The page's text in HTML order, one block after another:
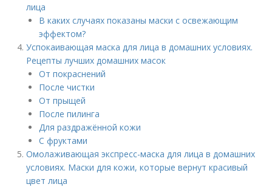
лица
В каких случаях показаны маски с освежающим
эффектом?
Успокаивающая маска для лица в домашних условиях.
Рецепты лучших домашних масок
От покраснений
После чистки
От прыщей
После пилинга
Для раздражённой кожи
С фруктами
Омолаживающая экспресс-маска для лица в домашних
условиях. Маски для кожи, которые вернут красивый
цвет лица